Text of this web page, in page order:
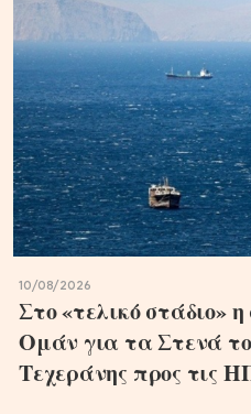
10/08/2026
Στο «τελικό στάδιο»
Ομάν για τα Στενά
Τεχεράνης προς τις